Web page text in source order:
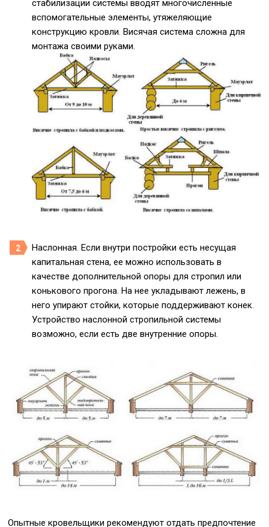
стабилизации системы вводят многочисленные
вспомогательные элементы, утяжеляющие
конструкцию кровли. Висячая система сложна для
монтажа своими руками.
Наслонная. Если внутри постройки есть несущая
капитальная стена, ее можно использовать в
качестве дополнительной опоры для стропил или
конькового прогона. На нее укладывают лежень, в
него упирают стойки, которые поддерживают конек.
Устройство наслонной стропильной системы
возможно, если есть две внутренние опоры.
Опытные кровельщики рекомендуют отдать предпочтение